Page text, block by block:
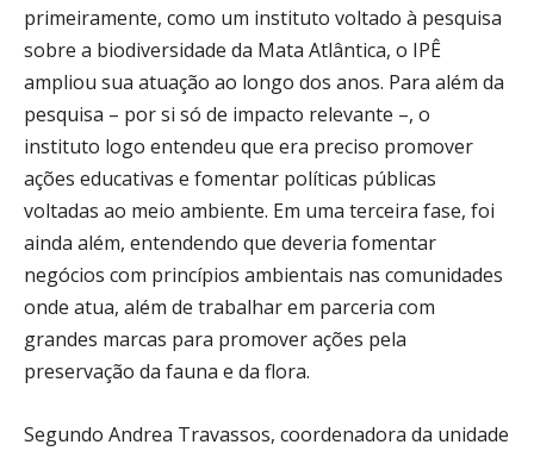
primeiramente, como um instituto voltado à pesquisa
sobre a biodiversidade da Mata Atlântica, o IPÊ
ampliou sua atuação ao longo dos anos. Para além da
pesquisa – por si só de impacto relevante –, o
instituto logo entendeu que era preciso promover
ações educativas e fomentar políticas públicas
voltadas ao meio ambiente. Em uma terceira fase, foi
ainda além, entendendo que deveria fomentar
negócios com princípios ambientais nas comunidades
onde atua, além de trabalhar em parceria com
grandes marcas para promover ações pela
preservação da fauna e da flora.
Segundo Andrea Travassos, coordenadora da unidade